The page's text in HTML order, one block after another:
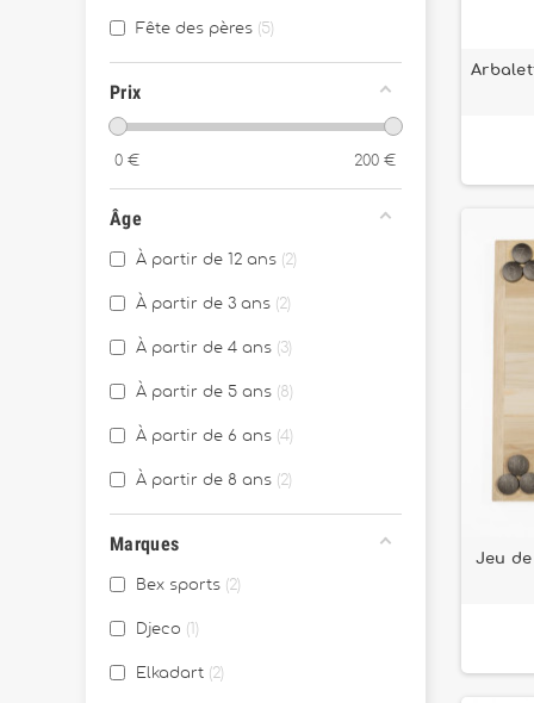
Fête des pères 5
Prix
0 € 200 €
Âge
À partir de 12 ans 2
À partir de 3 ans 2
À partir de 4 ans 3
À partir de 5 ans 8
À partir de 6 ans 4
À partir de 8 ans 2
Marques
Bex sports 2
Djeco
Elkadart 2
Jeu